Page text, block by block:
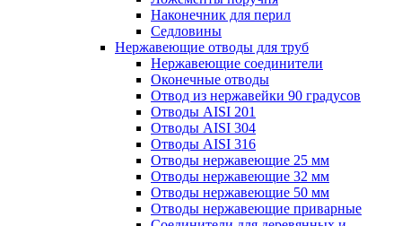
Наконечник для перил
Седловины
Нержавеющие отводы для труб
Нержавеющие соединители
Оконечные отводы
Отвод из нержавейки 90 градусов
Отводы AISI 201
Отводы AISI 304
Отводы AISI 316
Отводы нержавеющие 25 мм
Отводы нержавеющие 32 мм
Отводы нержавеющие 50 мм
Отводы нержавеющие приварные